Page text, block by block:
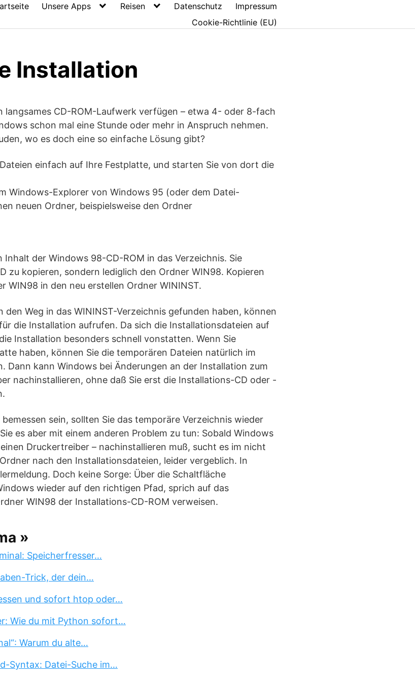
Unsere Apps Reisen Datenschutz
Impressum
Cookie-Richtlinie (EU)
Installation
langsames CD-ROM-Laufwerk verfügen – etwa 4- oder 8-fach
schon mal eine Stunde oder mehr in Anspruch nehmen.
wo es doch eine so einfache Lösung gibt?
einfach auf Ihre Festplatte, und starten Sie von dort die
Windows-Explorer von Windows 95 (oder dem Datei-
neuen Ordner, beispielsweise den Ordner
Inhalt der Windows 98-CD-ROM in das Verzeichnis. Sie
zu kopieren, sondern lediglich den Ordner WIN98. Kopieren
WIN98 in den neu erstellen Ordner WININST.
den Weg in das WININST-Verzeichnis gefunden haben, können
die Installation aufrufen. Da sich die Installationsdateien auf
Installation besonders schnell vonstatten. Wenn Sie
haben, können Sie die temporären Dateien natürlich im
Dann kann Windows bei Änderungen an der Installation zum
nachinstallieren, ohne daß Sie erst die Installations-CD oder -
sein, sollten Sie das temporäre Verzeichnis wieder
es aber mit einem anderen Problem zu tun: Sobald Windows
Druckertreiber – nachinstallieren muß, sucht es im nicht
nach den Installationsdateien, leider vergeblich. In
Doch keine Sorge: Über die Schaltfläche
wieder auf den richtigen Pfad, sprich auf das
WIN98 der Installations-CD-ROM verweisen.
»
Speicherfresser…
Trick, der dein…
und sofort htop oder…
Wie du mit Python sofort…
Warum du alte…
Syntax: Datei-Suche im…